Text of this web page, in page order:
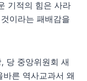
기적의 힘은 사라
이라는 패배감을
당 중앙위원회 새
바른 역사교과서 왜